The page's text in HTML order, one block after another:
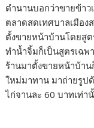
ตำนานบอกว่าขายข้าว
ตลาดสดเทศบาลเมือง
ตั้งขายหน้าบ้านโดยสูต
ทำน้ำจิ้มก็เป็นสูตรเฉพ
ร้านมาตั้งขายหน้าบ้า
ใหม่มาทาน มาถ่ายรูป
ไก่จานละ 60 บาทเท่า